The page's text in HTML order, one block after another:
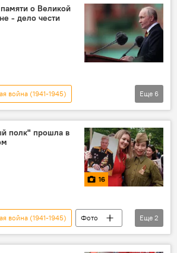
Великой Отечественной войне
о Великой
- дело чести
война (1941-1945)
Спецоперация России по защите Донбасса: последние новости
Владимир Путин
Отечественной войне
Великой Отечественной войне
Еще 6
полк" прошла в
16
война (1941-1945)
Фото
Великой Отечественной войне
Еще 2